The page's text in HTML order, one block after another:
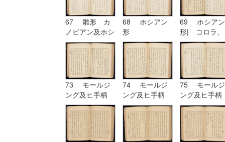
67 雛形 カ
ノビアン及ホシ
アン| ホシア
ン形
68 ホシアン
形
69 ホシアン
形| コロラ、
カンパニユラ
及ヒ幹
73 モールジ
ング及ヒ手柄
74 モールジ
ング及ヒ手柄
75 モールジ
ング及ヒ手柄